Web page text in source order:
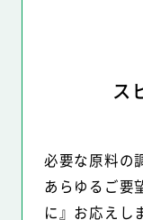
ス
必要な原料の
あらゆるご要
に』お応えし